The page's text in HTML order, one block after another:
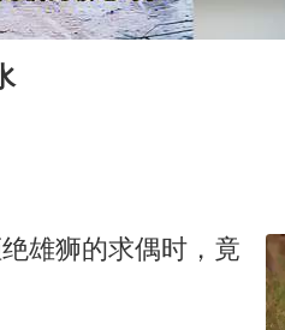
人回应
一颗”
雄狮的求偶时，竟